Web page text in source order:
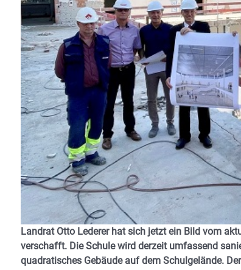
Landrat Otto Lederer hat sich jetzt ein Bild vom
verschafft. Die Schule wird derzeit umfassend
quadratisches Gebäude auf dem Schulgelände.